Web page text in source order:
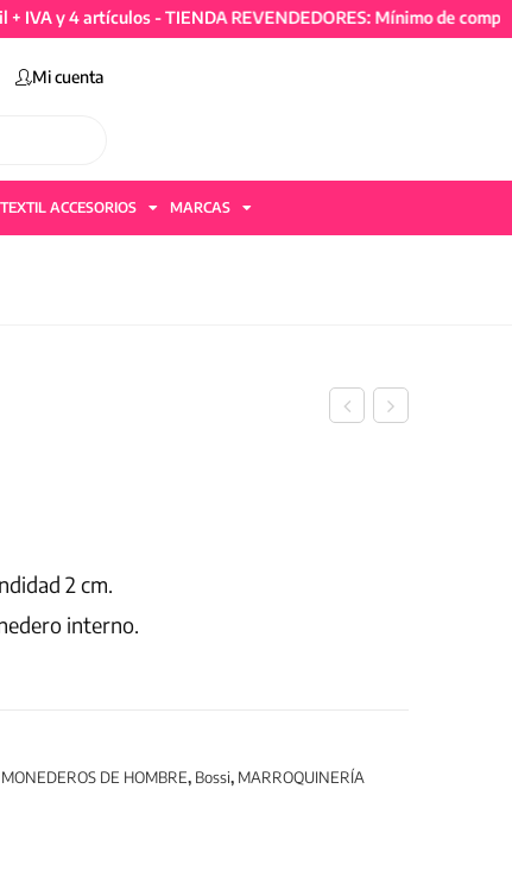
y 4 artículos - TIENDA REVENDEDORES: Mínimo de compra
Mi cuenta
TEXTIL ACCESORIOS MARCAS
2 cm.
interno.
DE HOMBRE, Bossi, MARROQUINERÍA